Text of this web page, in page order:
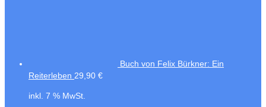
Buch von Felix Bürkner: Ein
Reiterleben 29,90 €
inkl. 7 % MwSt.